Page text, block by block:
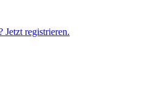
registrieren.